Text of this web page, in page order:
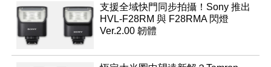
支援全域快門同步拍攝！Sony 推出
HVL-F28RM 與 F28RMA 閃燈
Ver.2.00 韌體